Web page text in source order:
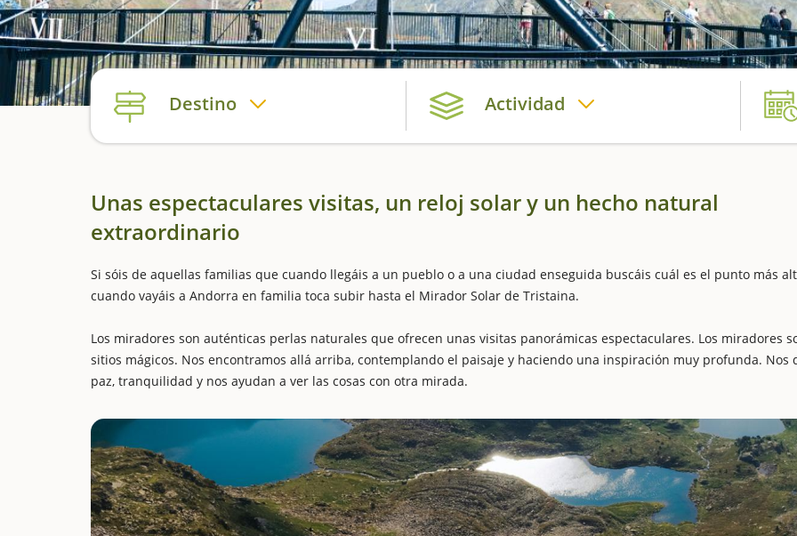
Destino Actividad
Unas espectaculares visitas, un reloj solar y un hecho natural
extraordinario
Si sóis de aquellas familias que cuando llegáis a un pueblo o a una ciudad enseguida buscáis cuál es el punto más
cuando vayáis a Andorra en familia toca subir hasta el Mirador Solar de Tristaina.
Los miradores son auténticas perlas naturales que ofrecen unas visitas panorámicas espectaculares. Los miradores
sitios mágicos. Nos encontramos allá arriba, contemplando el paisaje y haciendo una inspiración muy profunda. Nos
paz, tranquilidad y nos ayudan a ver las cosas con otra mirada.